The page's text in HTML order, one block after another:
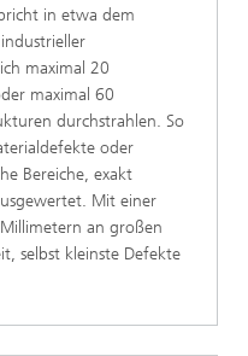
in etwa dem
maximal 20
maximal 60
durchstrahlen. So
oder
Bereiche, exakt
Mit einer
an großen
selbst kleinste Defekte